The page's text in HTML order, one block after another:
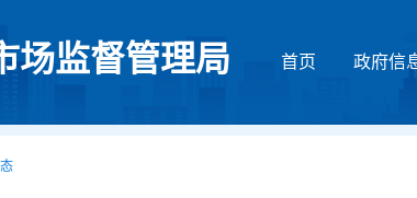
场监督管理局 首页 政府信